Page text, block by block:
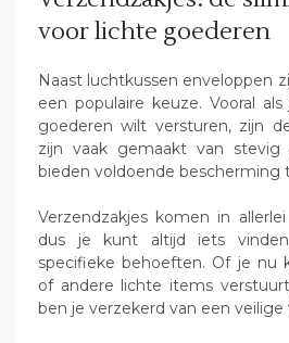
voor lichte goederen
Naast luchtkussen enveloppen
een populaire keuze. Vooral
goederen wilt versturen, zijn
zijn vaak gemaakt van
bieden voldoende bescherming
Verzendzakjes komen in
dus je kunt altijd iets
specifieke behoeften. Of je nu
of andere lichte items
ben je verzekerd van een veilige